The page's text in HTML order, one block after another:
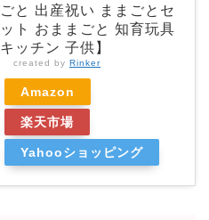
ごと 出産祝い ままごとセ
ット おままごと 知育玩具
キッチン 子供】
created by Rinker
Amazon
楽天市場
Yahooショッピング